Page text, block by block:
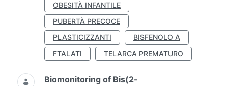
OBESITÀ INFANTILE
PUBERTÀ PRECOCE
PLASTICIZZANTI
BISFENOLO A
FTALATI
TELARCA PREMATURO
Biomonitoring of Bis(2-